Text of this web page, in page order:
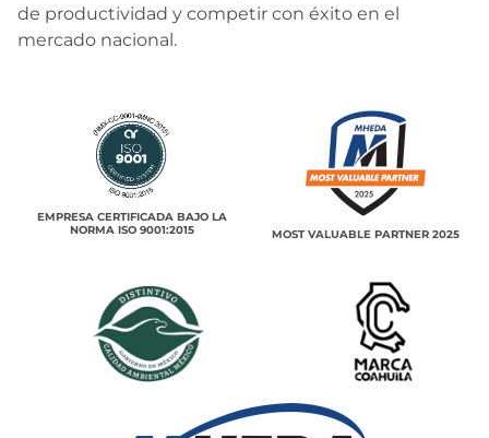
de productividad y competir con éxito en el
mercado nacional.
EMPRESA CERTIFICADA BAJO LA
NORMA ISO 9001:2015
MOST VALUABLE PARTNER 2025